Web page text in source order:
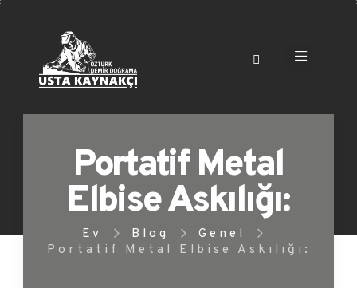
Portatif Metal
Elbise Askılığı:
Ev Blog
Genel
Portatif Metal Elbise Askılığı: